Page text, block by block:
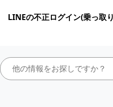
LINEの不正ログイン(乗っ取